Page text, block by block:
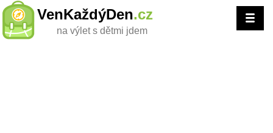
VenKaždýDen.cz
na výlet s dětmi jdem